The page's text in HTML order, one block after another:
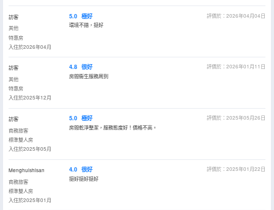
訪客
其他
特惠房
入住於2026年04月
5.0 極好
評價於：2026年04月04日
環境不錯，挺好
訪客
其他
特惠房
入住於2025年12月
4.8 很好
評價於：2026年01月11日
房間衞生服務周到
訪客
商務旅客
標準雙人房
入住於2025年05月
5.0 極好
評價於：2025年05月26日
房間乾淨整潔，服務態度好！價格不高。
Menghuishisan
商務旅客
標準雙人房
入住於2025年01月
4.0 很好
評價於：2025年01月22日
挺好挺好挺好